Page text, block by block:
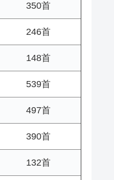
350首
246首
148首
539首
497首
390首
132首